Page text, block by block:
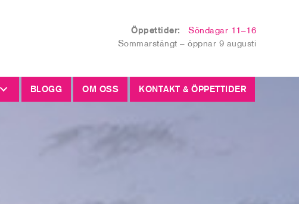
Öppettider:
Söndagar 11–16
Sommarstängt – öppnar 9 augusti
BLOGG OM OSS KONTAKT & ÖPPETTIDER